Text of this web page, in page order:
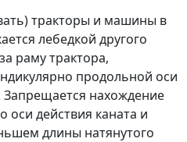
тракторы и машины в
лебедкой другого
раму трактора,
продольной оси
нахождение
оси действия каната и
длины натянутого